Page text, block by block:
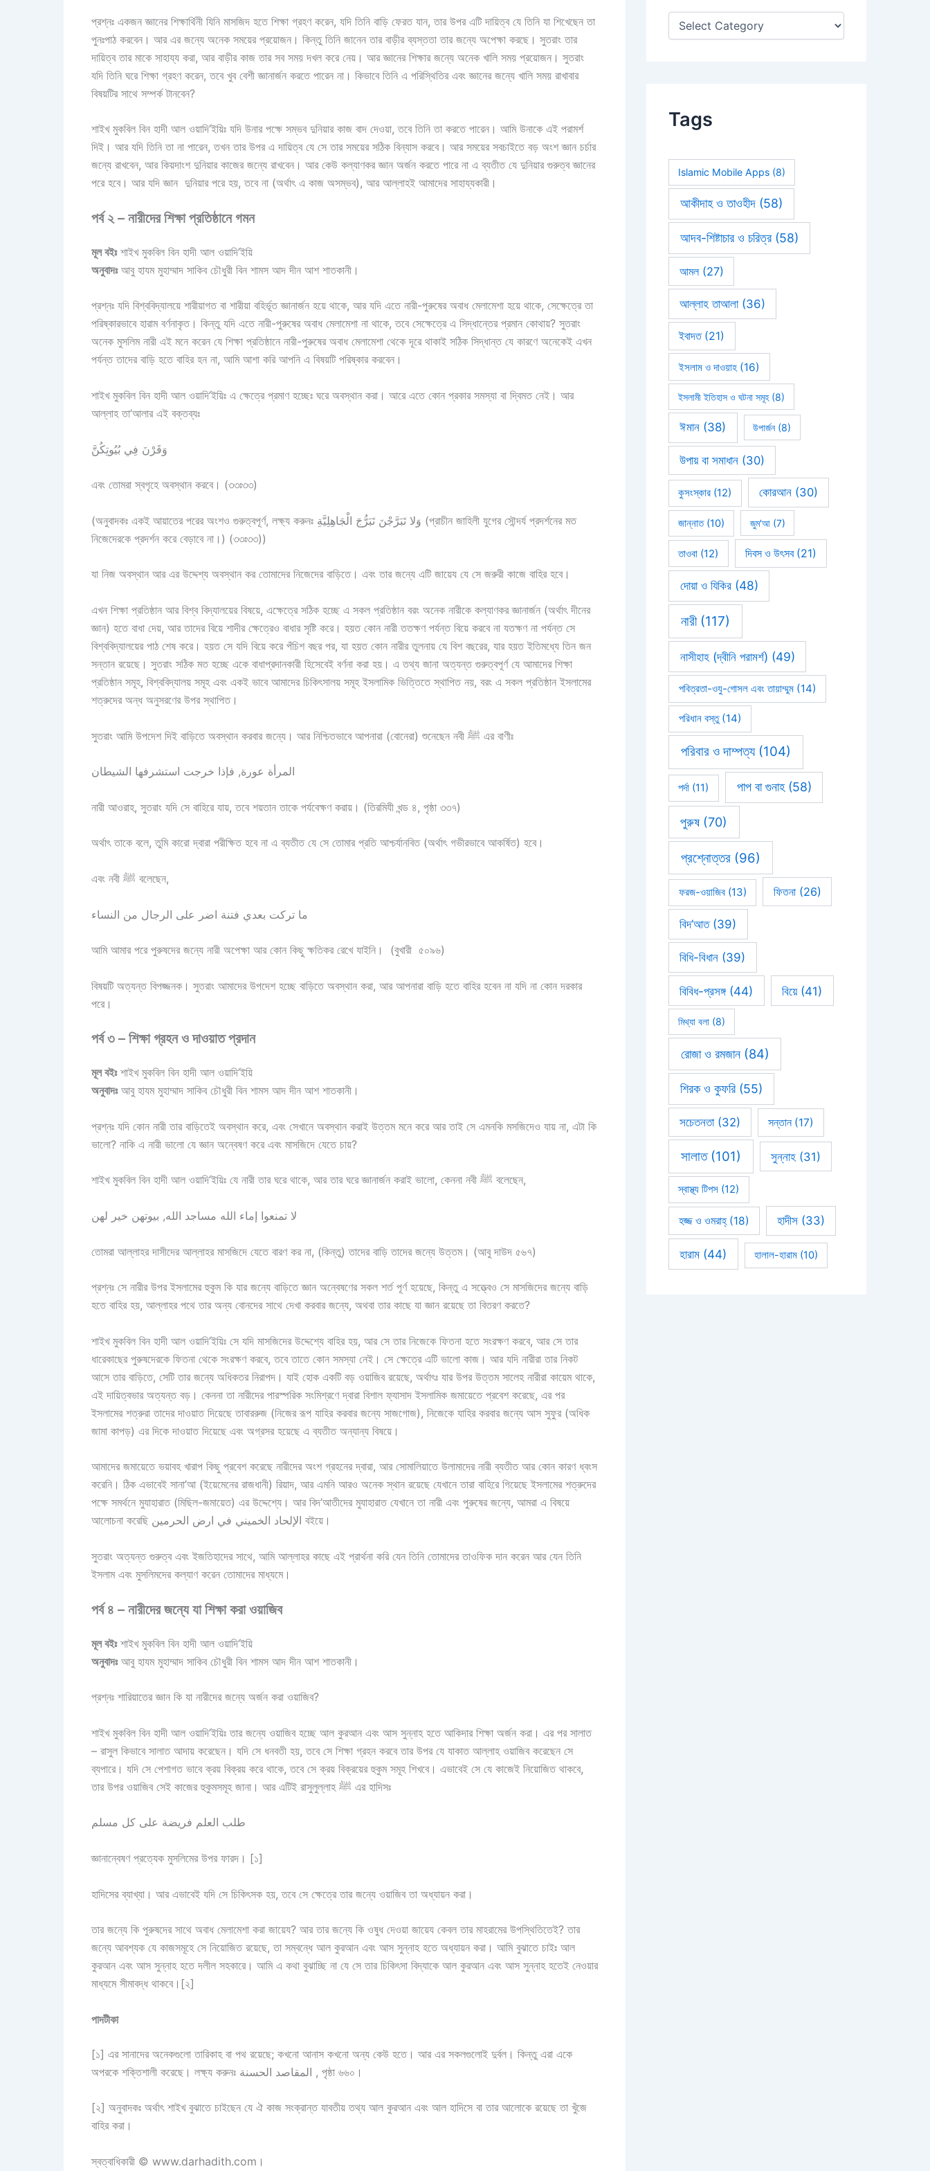
প্রশ্নঃ একজন জ্ঞানের শিক্ষার্থিনী যিনি মাসজিদ হতে শিক্ষা গ্রহণ করেন, যদি তিনি বাড়ি ফেরত যান, তার উপর এটি দায়িত্ব যে তিনি যা শিখেছেন তা
পুনঃপাঠ করবেন। আর এর জন্যে অনেক সময়ের প্রয়োজন। কিন্তু তিনি জানেন তার বাড়ীর ব্যস্ততা তার জন্যে অপেক্ষা করছে। সুতরাং তার
দায়িত্ব তার মাকে সাহায্য করা, আর বাড়ীর কাজ তার সব সময় দখল করে নেয়। আর জ্ঞানের শিক্ষার জন্যে অনেক খালি সময় প্রয়োজন। সুতরাং
যদি তিনি ঘরে শিক্ষা গ্রহণ করেন, তবে খুব বেশী জ্ঞানার্জন করতে পারেন না। কিভাবে তিনি এ পরিস্থিতির এবং জ্ঞানের জন্যে খালি সময় রাখাবার
বিষয়টির সাথে সম্পর্ক টানবেন?
শাইখ মুকবিল বিন হাদী আল ওয়াদি’ইয়িঃ যদি উনার পক্ষে সম্ভব দুনিয়ার কাজ বাদ দেওয়া, তবে তিনি তা করতে পারেন। আমি উনাকে এই পরামর্শ
দিই। আর যদি তিনি তা না পারেন, তখন তার উপর এ দায়িত্ব যে সে তার সময়ের সঠিক বিন্যাস করবে। আর সময়ের সবচাইতে বড় অংশ জ্ঞান চর্চার
জন্যে রাখবেন, আর কিয়দাংশ দুনিয়ার কাজের জন্যে রাখবেন। আর কেউ কল্যাণকর জ্ঞান অর্জন করতে পারে না এ ব্যতীত যে দুনিয়ার গুরুত্ব জ্ঞানের
পরে হবে। আর যদি জ্ঞান দুনিয়ার পরে হয়, তবে না (অর্থাৎ এ কাজ অসম্ভব), আর আল্লাহই আমাদের সাহায্যকারী।
পর্ব ২ – নারীদের শিক্ষা প্রতিষ্ঠানে গমন
মূল বইঃশাইখ মুকবিল বিন হাদী আল ওয়াদি’ইয়ি
অনুবাদঃআবু হাযম মুহাম্মাদ সাকিব চৌধুরী বিন শামস আদ দীন আশ শাতকানী।
প্রশ্নঃ যদি বিশ্ববিদ্যালয়ে শারীয়াগত বা শারীয়া বহির্ভূত জ্ঞানার্জন হয়ে থাকে, আর যদি এতে নারী-পুরুষের অবাধ মেলামেশা হয়ে থাকে, সেক্ষেত্রে তা
পরিষ্কারভাবে হারাম বর্ণনাকৃত। কিন্তু যদি এতে নারী-পুরুষের অবাধ মেলামেশা না থাকে, তবে সেক্ষেত্রে এ সিদ্ধান্তের প্রমান কোথায়? সুতরাং
অনেক মুসলিম নারী এই মনে করেন যে শিক্ষা প্রতিষ্ঠানে নারী-পুরুষের অবাধ মেলামেশা থেকে দূরে থাকাই সঠিক সিদ্ধান্ত যে কারণে অনেকেই এখন
পর্যন্ত তাদের বাড়ি হতে বাহির হন না, আমি আশা করি আপনি এ বিষয়টি পরিষ্কার করবেন।
শাইখ মুকবিল বিন হাদী আল ওয়াদি’ইয়িঃ এ ক্ষেত্রে প্রমাণ হচ্ছেঃ ঘরে অবস্থান করা। আরে এতে কোন প্রকার সমস্যা বা দ্বিমত নেই। আর
আল্লাহ তা’আলার এই বক্তব্যঃ
وَقَرْنَ فِي بُيُوتِكُنَّ
এবং তোমরা স্বগৃহে অবস্থান করবে। (৩৩ঃ৩৩)
(অনুবাদকঃ একই আয়াতের পরের অংশও গুরুত্বপূর্ণ, লক্ষ্য করুনঃ وَلا تَبَرَّجْنَ تَبَرُّجَ الْجَاهِلِيَّةِ (প্রাচীন জাহিলী যুগের সৌন্দর্য প্রদর্শনের মত
নিজেদেরকে প্রদর্শন করে বেড়াবে না।) (৩৩ঃ৩৩))
যা নিজ অবস্থান আর এর উদ্দেশ্য অবস্থান কর তোমাদের নিজেদের বাড়িতে। এবং তার জন্যে এটি জায়েয যে সে জরুরী কাজে বাহির হবে।
এখন শিক্ষা প্রতিষ্ঠান আর বিশ্ব বিদ্যালয়ের বিষয়ে, এক্ষেত্রে সঠিক হচ্ছে এ সকল প্রতিষ্ঠান বরং অনেক নারীকে কল্যাণকর জ্ঞানার্জন (অর্থাৎ দীনের
জ্ঞান) হতে বাধা দেয়, আর তাদের বিয়ে শাদীর ক্ষেত্রেও বাধার সৃষ্টি করে। হয়ত কোন নারী ততক্ষণ পর্যন্ত বিয়ে করবে না যতক্ষণ না পর্যন্ত সে
বিশ্ববিদ্যালয়ের পাঠ শেষ করে। হয়ত সে যদি বিয়ে করে পঁচিশ বছর পর, যা হয়ত কোন নারীর তুলনায় যে বিশ বছরের, যার হয়ত ইতিমধ্যে তিন জন
সন্তান রয়েছে। সুতরাং সঠিক মত হচ্ছে একে বাধাপ্রদানকারী হিসেবেই বর্ণনা করা হয়। এ তথ্য জানা অত্যন্ত গুরুত্বপূর্ণ যে আমাদের শিক্ষা
প্রতিষ্ঠান সমূহ, বিশ্ববিদ্যালয় সমূহ এবং একই ভাবে আমাদের চিকিৎসালয় সমূহ ইসলামিক ভিত্তিতে স্থাপিত নয়, বরং এ সকল প্রতিষ্ঠান ইসলামের
শত্রুদের অন্ধ অনুসরণের উপর স্থাপিত।
সুতরাং আমি উপদেশ দিই বাড়িতে অবস্থান করবার জন্যে। আর নিশ্চিতভাবে আপনারা (বোনেরা) শুনেছেন নবী ﷺ এর বাণীঃ
المرأة عورة, فإذا خرجت استشرفها الشيطان
নারী আওরাহ, সুতরাং যদি সে বাহিরে যায়, তবে শয়তান তাকে পর্যবেক্ষণ করায়। (তিরমিযী খন্ড ৪, পৃষ্ঠা ৩৩৭)
অর্থাৎ তাকে বলে, তুমি কারো দ্বারা পরীক্ষিত হবে না এ ব্যতীত যে সে তোমার প্রতি আশ্চর্যানবিত (অর্থাৎ গভীরভাবে আকর্ষিত) হবে।
এবং নবী ﷺ বলেছেন,
ما تركت بعدي فتنة اضر على الرجال من النساء
আমি আমার পরে পুরুষদের জন্যে নারী অপেক্ষা আর কোন কিছু ক্ষতিকর রেখে যাইনি। (বুখারী ৫০৯৬)
বিষয়টি অত্যন্ত বিপজ্জনক। সুতরাং আমাদের উপদেশ হচ্ছে বাড়িতে অবস্থান করা, আর আপনারা বাড়ি হতে বাহির হবেন না যদি না কোন দরকার
পরে।
পর্ব ৩ – শিক্ষা গ্রহন ও দাওয়াত প্রদান
মূল বইঃশাইখ মুকবিল বিন হাদী আল ওয়াদি’ইয়ি
অনুবাদঃআবু হাযম মুহাম্মাদ সাকিব চৌধুরী বিন শামস আদ দীন আশ শাতকানী।
প্রশ্নঃ যদি কোন নারী তার বাড়িতেই অবস্থান করে, এবং সেখানে অবস্থান করাই উত্তম মনে করে আর তাই সে এমনকি মসজিদেও যায় না, এটা কি
ভালো? নাকি এ নারী ভালো যে জ্ঞান অন্বেষণ করে এবং মাসজিদে যেতে চায়?
শাইখ মুকবিল বিন হাদী আল ওয়াদি’ইয়িঃ যে নারী তার ঘরে থাকে, আর তার ঘরে জ্ঞানার্জন করাই ভালো, কেননা নবী ﷺ বলেছেন,
لا تمنعوا إماء الله مساجد الله, بيوتهن خير لهن
তোমরা আল্লাহর দাসীদের আল্লাহর মাসজিদে যেতে বারণ কর না, (কিন্তু) তাদের বাড়ি তাদের জন্যে উত্তম। (আবু দাউদ ৫৬৭)
প্রশ্নঃ সে নারীর উপর ইসলামের হুকুম কি যার জন্যে বাড়িতে জ্ঞান অন্বেষণের সকল শর্ত পূর্ণ হয়েছে, কিন্তু এ সত্ত্বেও সে মাসজিদের জন্যে বাড়ি
হতে বাহির হয়, আল্লাহর পথে তার অন্য বোনদের সাথে দেখা করবার জন্যে, অথবা তার কাছে যা জ্ঞান রয়েছে তা বিতরণ করতে?
শাইখ মুকবিল বিন হাদী আল ওয়াদি’ইয়িঃ সে যদি মাসজিদের উদ্দেশ্যে বাহির হয়, আর সে তার নিজেকে ফিতনা হতে সংরক্ষণ করবে, আর সে তার
ধারেকাছের পুরুষদেরকে ফিতনা থেকে সংরক্ষণ করবে, তবে তাতে কোন সমস্যা নেই। সে ক্ষেত্রে এটি ভালো কাজ। আর যদি নারীরা তার নিকট
আসে তার বাড়িতে, সেটি তার জন্যে অধিকতর নিরাপদ। যাই হোক একটি বড় ওয়াজিব রয়েছে, অর্থাৎঃ যার উপর উত্তম সালেহ নারীরা কায়েম থাকে,
এই দায়িত্বভার অত্যন্ত বড়। কেননা তা নারীদের পারস্পরিক সংমিশ্রণে দ্বারা বিশাল ফ্যাসাদ ইসলামিক জমায়েতে প্রবেশ করেছে, এর পর
ইসলামের শত্রুরা তাদের দাওয়াত দিয়েছে তাবাররুজ (নিজের রূপ যাহির করবার জন্যে সাজগোজ), নিজেকে যাহির করবার জন্যে আস সুফুর (অধিক
জামা কাপড়) এর দিকে দাওয়াত দিয়েছে এবং অগ্রসর হয়েছে এ ব্যতীত অন্যান্য বিষয়ে।
আমাদের জমায়েতে ভয়াবহ খারাপ কিছু প্রবেশ করেছে নারীদের অংশ গ্রহনের দ্বারা, আর সোমালিয়াতে উলামাদের নারী ব্যতীত আর কোন কারণ ধ্বংস
করেনি। ঠিক এভাবেই সানা’আ (ইয়েমেনের রাজধানী) রিয়াদ, আর এমনি আরও অনেক স্থান রয়েছে যেখানে তারা বাহিরে গিয়েছে ইসলামের শত্রুদের
পক্ষে সমর্থনে মুযাহারাত (মিছিল-জমায়েত) এর উদ্দেশ্যে। আর বিদ’আতীদের মুযাহারাত যেখানে তা নারী এবং পুরুষের জন্যে, আমরা এ বিষয়ে
আলোচনা করেছি الإلحاد الخميني في ارض الحرمين বইয়ে।
সুতরাং অত্যন্ত গুরুত্ব এবং ইজতিহাদের সাথে, আমি আল্লাহর কাছে এই প্রার্থনা করি যেন তিনি তোমাদের তাওফিক দান করেন আর যেন তিনি
ইসলাম এবং মুসলিমদের কল্যাণ করেন তোমাদের মাধ্যমে।
পর্ব ৪ – নারীদের জন্যে যা শিক্ষা করা ওয়াজিব
মূল বইঃশাইখ মুকবিল বিন হাদী আল ওয়াদি’ইয়ি
অনুবাদঃআবু হাযম মুহাম্মাদ সাকিব চৌধুরী বিন শামস আদ দীন আশ শাতকানী।
প্রশ্নঃ শারিয়াতের জ্ঞান কি যা নারীদের জন্যে অর্জন করা ওয়াজিব?
শাইখ মুকবিল বিন হাদী আল ওয়াদি’ইয়িঃ তার জন্যে ওয়াজিব হচ্ছে আল কুরআন এবং আস সুন্নাহ হতে আকিদার শিক্ষা অর্জন করা। এর পর সালাত
– রাসুল কিভাবে সালাত আদায় করেছেন। যদি সে ধনবতী হয়, তবে সে শিক্ষা গ্রহন করবে তার উপর যে যাকাত আল্লাহ ওয়াজিব করেছেন সে
ব্যপারে। যদি সে পেশাগত ভাবে ক্রয় বিক্রয় করে থাকে, তবে সে ক্রয় বিক্রয়ের হুকুম সমূহ শিখবে। এভাবেই সে যে কাজেই নিয়োজিত থাকবে,
তার উপর ওয়াজিব সেই কাজের হুকুমসমূহ জানা। আর এটিই রাসুলুল্লাহ ﷺ এর হাদিসঃ
طلب العلم فريضة على كل مسلم
জ্ঞানান্বেষণ প্রত্যেক মুসলিমের উপর ফারদ। [১]
হাদিসের ব্যাখ্যা। আর এভাবেই যদি সে চিকিৎসক হয়, তবে সে ক্ষেত্রে তার জন্যে ওয়াজিব তা অধ্যায়ন করা।
তার জন্যে কি পুরুষদের সাথে অবাধ মেলামেশা করা জায়েয? আর তার জন্যে কি ওষুধ দেওয়া জায়েয কেবল তার মাহরামের উপস্থিতিতেই? তার
জন্যে আবশ্যক যে কাজসমূহে সে নিয়োজিত রয়েছে, তা সম্বন্ধে আল কুরআন এবং আস সুন্নাহ হতে অধ্যায়ন করা। আমি বুঝাতে চাইঃ আল
কুরআন এবং আস সুন্নাহ হতে দলীল সহকারে। আমি এ কথা বুঝাচ্ছি না যে সে তার চিকিৎসা বিদ্যাকে আল কুরআন এবং আস সুন্নাহ হতেই নেওয়ার
মাধ্যমে সীমাবদ্ধ থাকবে।[২]
পাদটীকা
[১] এর সানাদের অনেকগুলো তারিকাহ বা পথ রয়েছে; কখনো আনাস কখনো অন্য কেউ হতে। আর এর সকলগুলোই দুর্বল। কিন্তু এরা একে
অপরকে শক্তিশালী করেছে। লক্ষ্য করুনঃ المقاصد الحسنة , পৃষ্ঠা ৬৬০।
[২] অনুবাদকঃ অর্থাৎ শাইখ বুঝাতে চাইছেন যে ঐ কাজ সংক্রান্ত যাবতীয় তথ্য আল কুরআন এবং আল হাদিসে বা তার আলোকে রয়েছে তা খুঁজে
বাহির করা।
স্বত্বাধিকারী © www.darhadith.com।
:
Tags
Islamic Mobile Apps(8)
আকীদাহ ও তাওহীদ(58)
আদব-শিষ্টাচার ও চরিত্র(58)
আমল(27)
আল্লাহ তাআলা(36)
ইবাদত(21)
ইসলাম ও দাওয়াহ(16)
ইসলামী ইতিহাস ও ঘটনা সমূহ(8)
ঈমান (38) উপার্জন(8)
উপায় বা সমাধান(30)
কুসংস্কার (12) কোরআন(30)
জান্নাত(10) জুম'আ(7)
তাওবা (12) দিবস ও উৎসব(21)
দোয়া ও যিকির(48)
নারী(117)
নাসীহাহ (দ্বীনি পরামর্শ) (49)
পবিত্রতা-ওযু-গোসল এবং তায়াম্মুম(14)
পরিধান বস্তু(14)
পরিবার ও দাম্পত্য(104)
পর্দা (11) পাপ বা গুনাহ(58)
পুরুষ (70)
প্রশ্নোত্তর(96)
ফরজ-ওয়াজিব(13) ফিতনা(26)
বিদ’আত(39)
বিধি-বিধান (39)
বিবিধ-প্রসঙ্গ(44) বিয়ে(41)
মিথ্যা বলা(8)
রোজা ও রমজান(84)
শিরক ও কুফরি(55)
সচেতনতা(32) সন্তান(17)
সালাত(101) সুন্নাহ(31)
স্বাস্থ্য টিপস (12)
হজ্জ ও ওমরাহ্‌(18) হাদীস (33)
হারাম (44) হালাল-হারাম (10)